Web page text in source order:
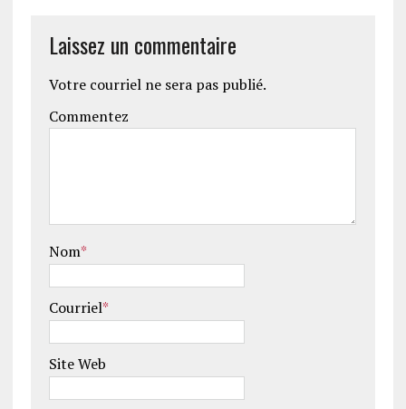
Laissez un commentaire
Votre courriel ne sera pas publié.
Commentez
Nom*
Courriel*
Site Web